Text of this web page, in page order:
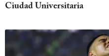
Ciudad Universitaria